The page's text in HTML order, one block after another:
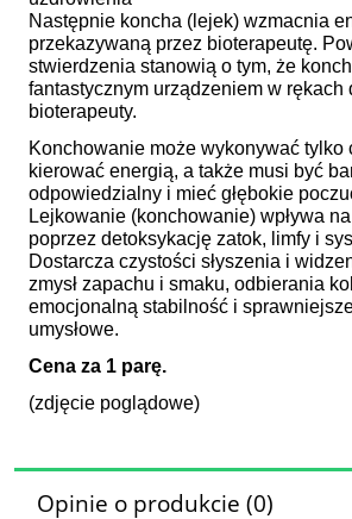
Następnie koncha (lejek) wzmacnia
przekazywaną przez bioterapeutę.
stwierdzenia stanowią o tym, że
fantastycznym urządzeniem w rękach
bioterapeuty.
Konchowanie może wykonywać tylko
kierować energią, a także musi być
odpowiedzialny i mieć głębokie
Lejkowanie (konchowanie) wpływa
poprzez detoksykację zatok, limfy i
Dostarcza czystości słyszenia i
zmysł zapachu i smaku, odbierania
emocjonalną stabilność i
umysłowe.
Cena za 1 parę.
(zdjęcie poglądowe)
Opinie o produkcie (0)